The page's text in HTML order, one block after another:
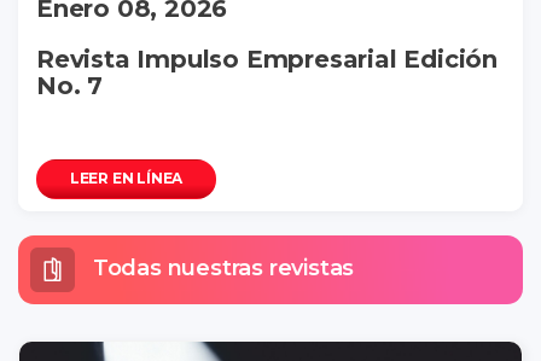
Enero 08, 2026
Revista Impulso Empresarial Edición
No. 7
LEER EN LÍNEA
Todas nuestras revistas